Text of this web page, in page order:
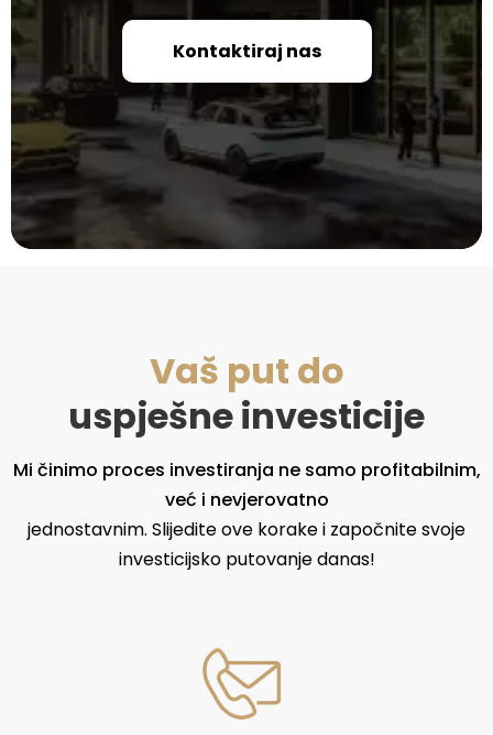
Kontaktiraj nas
Vaš put do
uspješne investicije
Mi činimo proces investiranja ne samo profitabilnim,
već i nevjerovatno
jednostavnim. Slijedite ove korake i započnite svoje
investicijsko putovanje danas!